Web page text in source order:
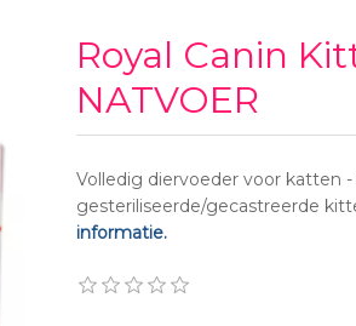
Royal Canin
NATVOER
Volledig diervoeder voor katten -
gesteriliseerde/gecastreerde
informatie.